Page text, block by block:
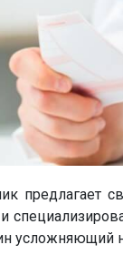
предлагает
усложняющий